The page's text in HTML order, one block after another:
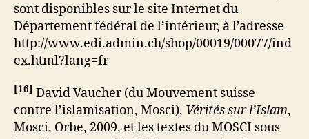
sont disponibles sur le site Internet du
Département fédéral de l’intérieur, à l’adresse
http://www.edi.admin.ch/shop/00019/00077/ind
ex.html?lang=fr
[16] David Vaucher (du Mouvement suisse
contre l’islamisation, Mosci), Vérités sur l’Islam,
Mosci, Orbe, 2009, et les textes du MOSCI sous